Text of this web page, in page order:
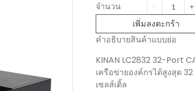
จำนวน
เพิ่มลงตะกร้า
คำอธิบายสินค้าแบบย่อ
KINAN LC2832 32-Port
เครือข่ายองค์กรได้สูงสุด
เซลส์เติ้ล